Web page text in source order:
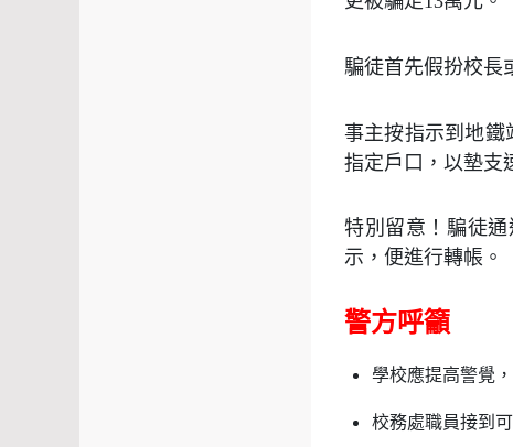
騙徒首先假扮校長
事主按指示到地鐵
指定戶口，以墊支
特別留意！騙徒
示，便進行轉帳。
警方呼籲
學校應提高警覺
校務處職員接到